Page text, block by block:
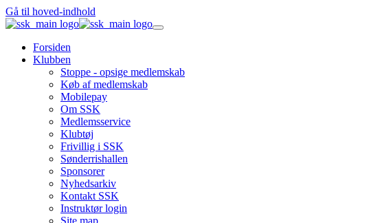
Gå til hoved-indhold
Forsiden
Klubben
Stoppe - opsige medlemskab
Køb af medlemskab
Mobilepay
Om SSK
Medlemsservice
Klubtøj
Frivillig i SSK
Sønderrishallen
Sponsorer
Nyhedsarkiv
Kontakt SSK
Instruktør login
Site map